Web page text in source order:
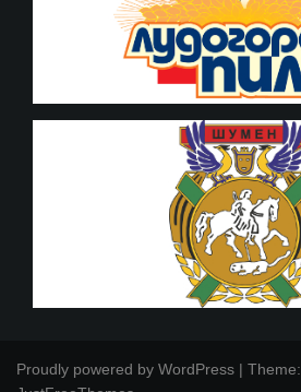
Proudly powered by WordPress | Theme: